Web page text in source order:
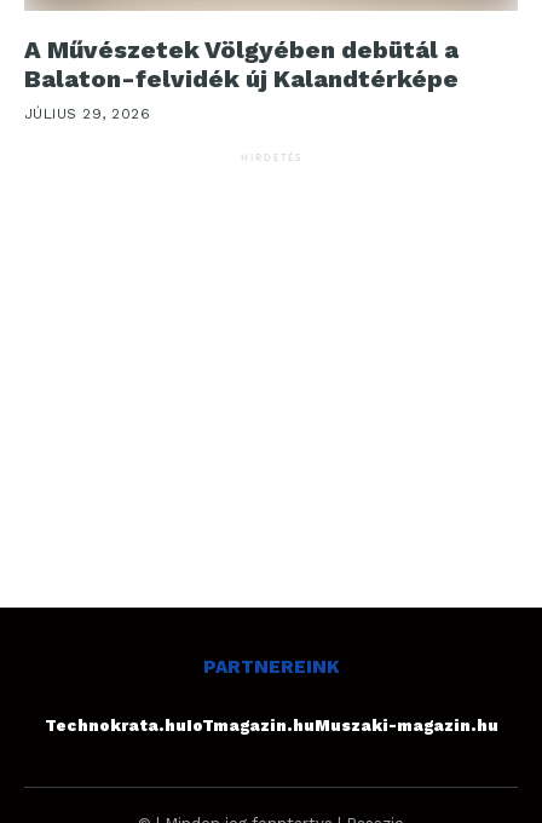
A Művészetek Völgyében debütál a
Balaton-felvidék új Kalandtérképe
JÚLIUS 29, 2026
HIRDETÉS
PARTNEREINK
Technokrata.huIoTmagazin.huMuszaki-magazin.hu